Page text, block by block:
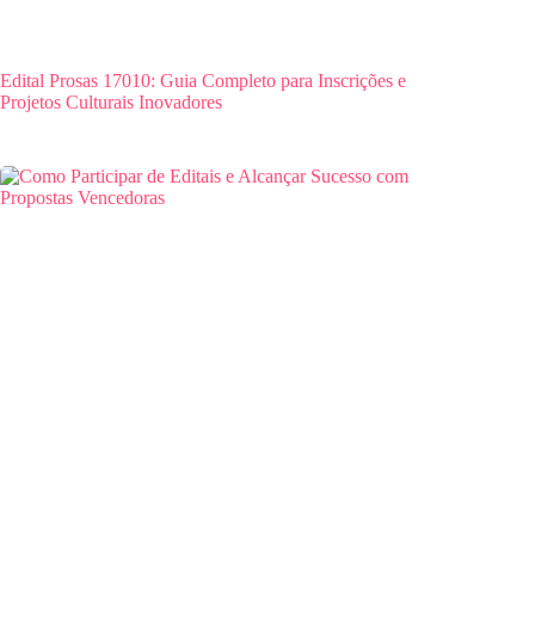
Edital Prosas 17010: Guia Completo para Inscrições e
Projetos Culturais Inovadores